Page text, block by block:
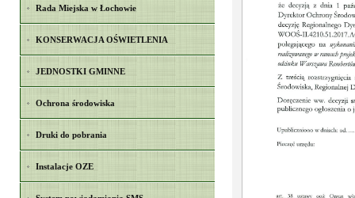
Rada Miejska w Łochowie
KONSERWACJA OŚWIETLENIA
JEDNOSTKI GMINNE
Ochrona środowiska
Druki do pobrania
Instalacje OZE